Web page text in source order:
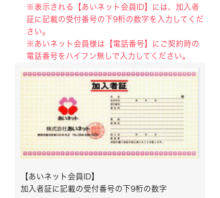
※表示される【あいネット会員ID】には、加入者
証に記載の受付番号の下9桁の数字を入力してくだ
さい。
※あいネット会員様は【電話番号】にご契約時の
電話番号をハイフン無しで入力してください。
【あいネット会員ID】
加入者証に記載の受付番号の下9桁の数字